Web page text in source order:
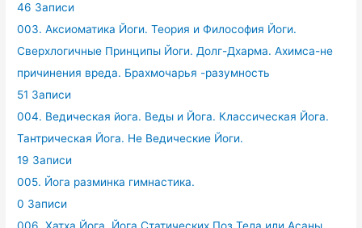
46 Записи
003. Аксиоматика Йоги. Теория и Философия Йоги.
Сверхлогичные Принципы Йоги. Долг-Дхарма. Ахимса-не
причинения вреда. Брахмочарья -разумность
51 Записи
004. Ведическая йога. Веды и Йога. Классическая Йога.
Тантрическая Йога. Не Ведические Йоги.
19 Записи
005. Йога разминка гимнастика.
0 Записи